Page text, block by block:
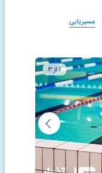
مسیریابی
۱ از ۳